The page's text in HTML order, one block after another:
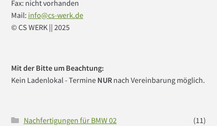
Vertrag widerrufen
Was ist CS Werk Bonn?
Fax: nicht vorhanden
Mail: info@cs-werk.de
© CS WERK || 2025
Mit der Bitte um Beachtung:
Kein Ladenlokal - Termine NURnach Vereinbarung möglich.
Nachfertigungen für BMW 02
(11)